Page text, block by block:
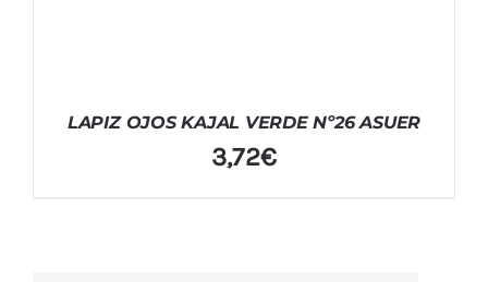
LAPIZ OJOS KAJAL VERDE Nº26 ASUER
3,72€